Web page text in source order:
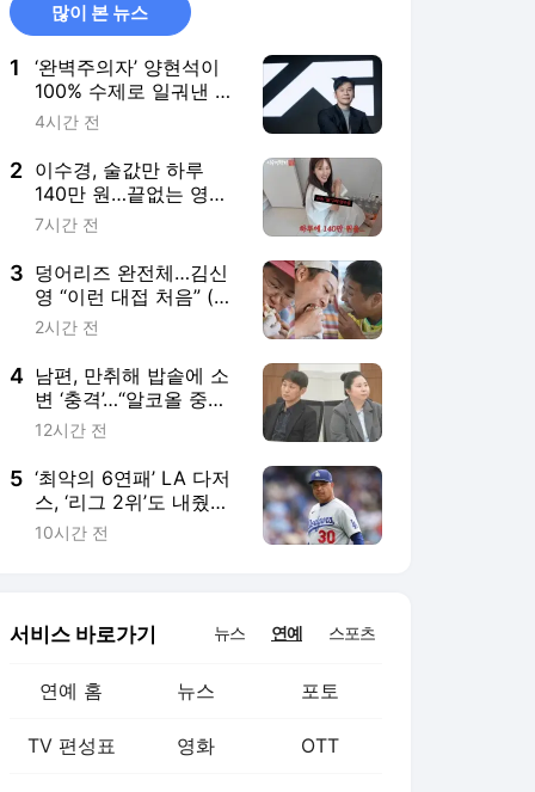
많이 본 뉴스
1
‘완벽주의자’ 양현석이
100% 수제로 일궈낸 70
억 뷰의 기적
4시간 전
2 이수경, 술값만 하루
140만 원…끝없는 영수
증에 제작진 ‘깜짝’
7시간 전
3 덩어리즈 완전체…김신
영 “이런 대접 처음” (나
혼산)
2시간 전
4 남편, 만취해 밥솥에 소
변 ‘충격’…“알코올 중독
맞다” 당당 (이숙캠)
12시간 전
5 ‘최악의 6연패’ LA 다저
스, ‘리그 2위’도 내줬다
→‘DS 직행 빨간불’
10시간 전
서비스 바로가기 뉴스 연예 스포츠
연예 홈 뉴스 포토
TV 편성표 영화 OTT